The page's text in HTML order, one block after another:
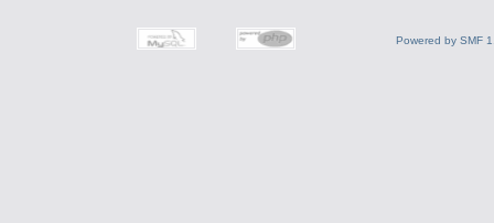
Powered by SMF